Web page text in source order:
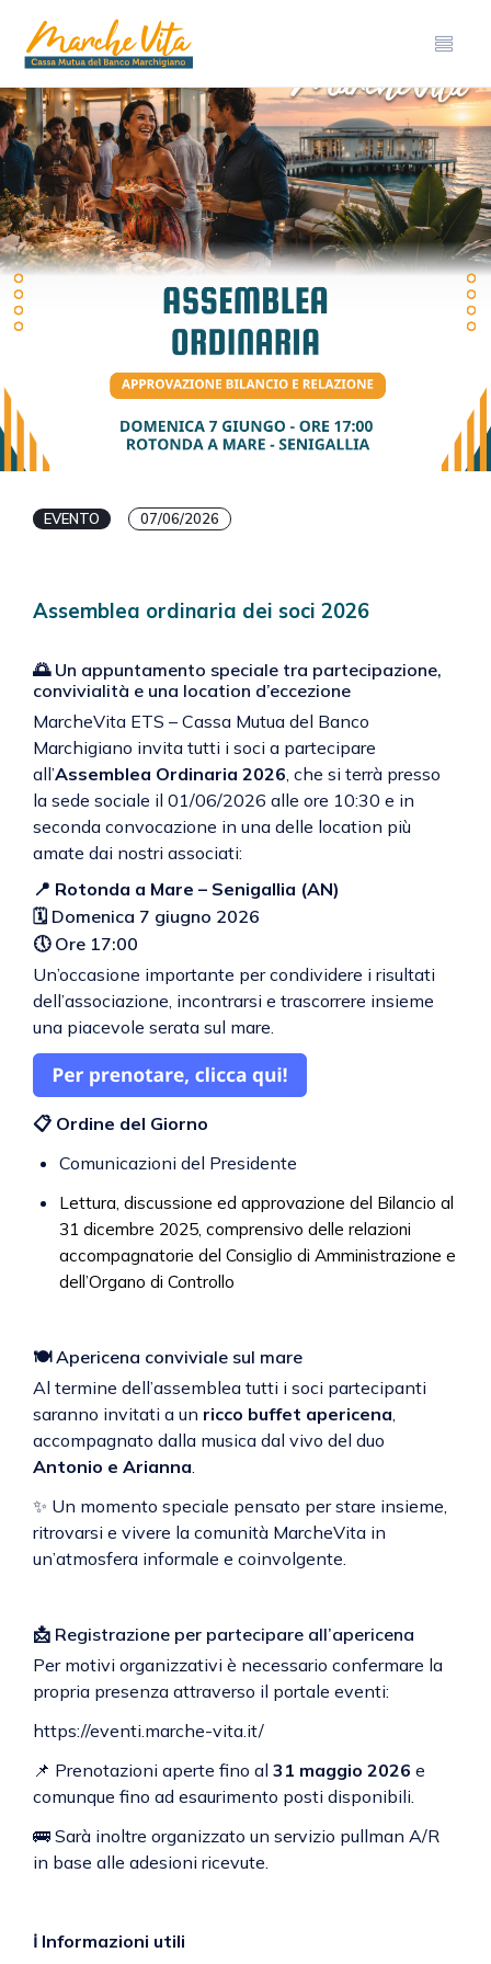
EVENTO 07/06/2026
Assemblea ordinaria dei soci 2026
🌅 Un appuntamento speciale tra partecipazione,
convivialità e una location d’eccezione
MarcheVita ETS – Cassa Mutua del Banco
Marchigiano invita tutti i soci a partecipare
all’Assemblea Ordinaria 2026, che si terrà presso
la sede sociale il 01/06/2026 alle ore 10:30 e in
seconda convocazione in una delle location più
amate dai nostri associati:
📍 Rotonda a Mare – Senigallia (AN)
🗓 Domenica 7 giugno 2026
🕔 Ore 17:00
Un’occasione importante per condividere i risultati
dell’associazione, incontrarsi e trascorrere insieme
una piacevole serata sul mare.
📋 Ordine del Giorno
Comunicazioni del Presidente
Lettura, discussione ed approvazione del Bilancio al
31 dicembre 2025, comprensivo delle relazioni
accompagnatorie del Consiglio di Amministrazione e
dell’Organo di Controllo
🍽 Apericena conviviale sul mare
Al termine dell’assemblea tutti i soci partecipanti
saranno invitati a un ricco buffet apericena,
accompagnato dalla musica dal vivo del duo
Antonio e Arianna.
✨ Un momento speciale pensato per stare insieme,
ritrovarsi e vivere la comunità MarcheVita in
un’atmosfera informale e coinvolgente.
📩 Registrazione per partecipare all’apericena
Per motivi organizzativi è necessario confermare la
propria presenza attraverso il portale eventi:
https://eventi.marche-vita.it/
📌 Prenotazioni aperte fino al 31 maggio 2026 e
comunque fino ad esaurimento posti disponibili.
🚌 Sarà inoltre organizzato un servizio pullman A/R
in base alle adesioni ricevute.
ℹ️ Informazioni utili